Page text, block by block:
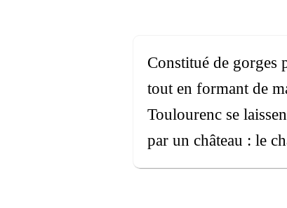
Constitué de gorges
tout en formant de
Toulourenc se
par un château : le